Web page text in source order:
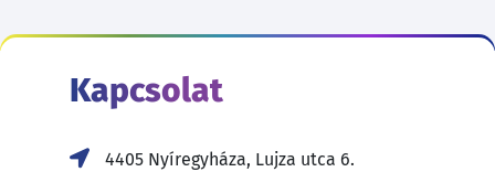
Kapcsolat
4405 Nyíregyháza, Lujza utca 6.